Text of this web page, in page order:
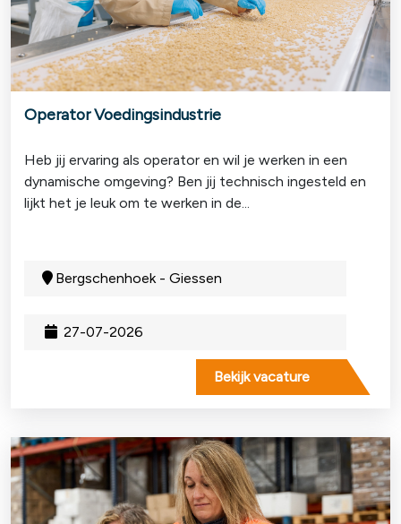
Operator Voedingsindustrie
27-07-2026
Bergschenhoek - Giessen
Heb jij ervaring als operator en wil je werken in een
dynamische omgeving? Ben jij technisch ingesteld en
lijkt het je leuk om te werken in de...
Bekijk vacature